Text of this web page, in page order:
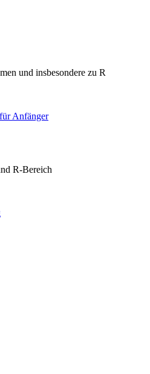
und insbesondere zu R
Anfänger
R-Bereich